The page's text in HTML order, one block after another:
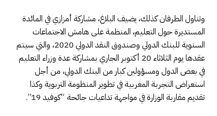
وتناول الطرفان كذلك، يضيف البلاغ، مشاركة أمزازي في المائدة
المستديرة حول التعليم، المنظمة على هامش الاجتماعات
السنوية للبنك الدولي وصندوق النقد الدولي 2020، والتي سيتم
عقدها يوم الثلاثاء 20 أكتوبر الجاري بمشاركة عدة وزراء التعليم
في بعض الدول ومسؤولين كبار من البنك الدولي، من أجل
استعراض التجربة المغربية في تطوير المنظومة التربوية وكذا
تقديم مقاربة الوزارة في مواجهة تداعيات جائحة “كوفيد 19”.